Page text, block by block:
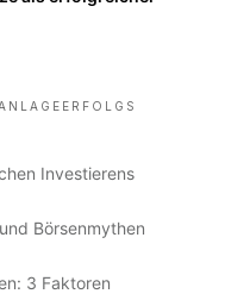
Investierens
Börsenmythen
3 Faktoren